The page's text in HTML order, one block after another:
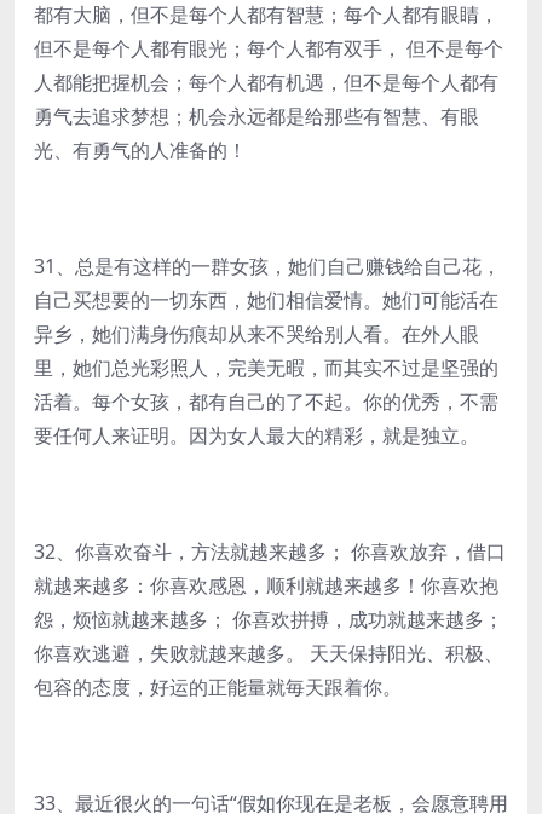
都有大脑，但不是每个人都有智慧；每个人都有眼睛，
但不是每个人都有眼光；每个人都有双手， 但不是每个
人都能把握机会；每个人都有机遇，但不是每个人都有
勇气去追求梦想；机会永远都是给那些有智慧、有眼
光、有勇气的人准备的！
31、总是有这样的一群女孩，她们自己赚钱给自己花，
自己买想要的一切东西，她们相信爱情。她们可能活在
异乡，她们满身伤痕却从来不哭给别人看。在外人眼
里，她们总光彩照人，完美无暇，而其实不过是坚强的
活着。每个女孩，都有自己的了不起。你的优秀，不需
要任何人来证明。因为女人最大的精彩，就是独立。
32、你喜欢奋斗，方法就越来越多； 你喜欢放弃，借口
就越来越多：你喜欢感恩，顺利就越来越多！你喜欢抱
怨，烦恼就越来越多； 你喜欢拼搏，成功就越来越多；
你喜欢逃避，失败就越来越多。 天天保持阳光、积极、
包容的态度，好运的正能量就毎天跟着你。
33、最近很火的一句话“假如你现在是老板，会愿意聘用